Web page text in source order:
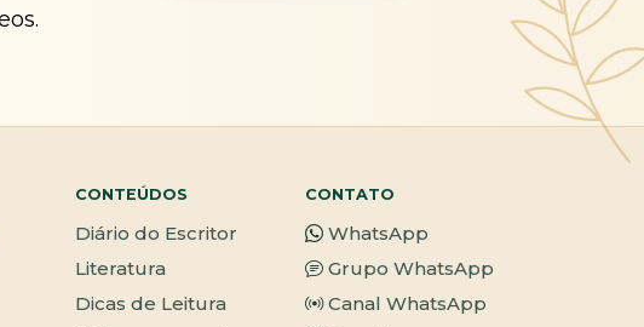
CONTEÚDOS
Diário do Escritor
Literatura
Dicas de Leitura
CONTATO
WhatsApp
Grupo WhatsApp
Canal WhatsApp